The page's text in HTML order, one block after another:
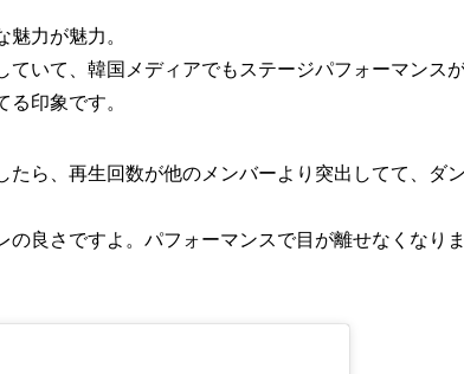
力が魅力。
いて、韓国メディアでもステージパフォーマンスが
印象です。
たら、再生回数が他のメンバーより突出してて、ダ
良さですよ。パフォーマンスで目が離せなくなりま